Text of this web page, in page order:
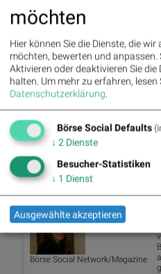
Agrana kauft Toppings- und
Fotoquelle: Agrana, (© Aussender)
Autor
Christine
Petzwinkler
Börse Social Network/Magazine
möchten
Hier können Sie die Dienste, die
möchten, bewerten und anpassen.
Aktivieren oder deaktivieren Sie die
halten. Um mehr zu erfahren, lesen
Datenschutzerklärung.
Börse Social Defaults
↓ 2 Dienste
Besucher-Statistiken
↓ 1 Dienst
Ausgewählte akzeptieren